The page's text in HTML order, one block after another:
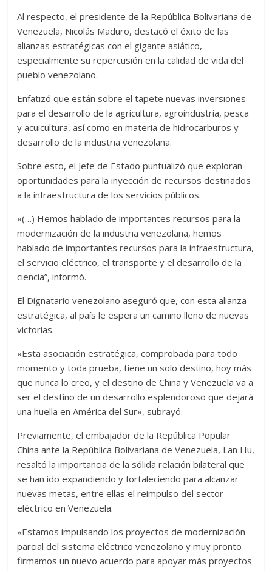
Al respecto, el presidente de la República Bolivariana de
Venezuela, Nicolás Maduro, destacó el éxito de las
alianzas estratégicas con el gigante asiático,
especialmente su repercusión en la calidad de vida del
pueblo venezolano.
Enfatizó que están sobre el tapete nuevas inversiones
para el desarrollo de la agricultura, agroindustria, pesca
y acuicultura, así como en materia de hidrocarburos y
desarrollo de la industria venezolana.
Sobre esto, el Jefe de Estado puntualizó que exploran
oportunidades para la inyección de recursos destinados
a la infraestructura de los servicios públicos.
«(…) Hemos hablado de importantes recursos para la
modernización de la industria venezolana, hemos
hablado de importantes recursos para la infraestructura,
el servicio eléctrico, el transporte y el desarrollo de la
ciencia”, informó.
El Dignatario venezolano aseguró que, con esta alianza
estratégica, al país le espera un camino lleno de nuevas
victorias.
«Esta asociación estratégica, comprobada para todo
momento y toda prueba, tiene un solo destino, hoy más
que nunca lo creo, y el destino de China y Venezuela va a
ser el destino de un desarrollo esplendoroso que dejará
una huella en América del Sur», subrayó.
Previamente, el embajador de la República Popular
China ante la República Bolivariana de Venezuela, Lan Hu,
resaltó la importancia de la sólida relación bilateral que
se han ido expandiendo y fortaleciendo para alcanzar
nuevas metas, entre ellas el reimpulso del sector
eléctrico en Venezuela.
«Estamos impulsando los proyectos de modernización
parcial del sistema eléctrico venezolano y muy pronto
firmamos un nuevo acuerdo para apoyar más proyectos